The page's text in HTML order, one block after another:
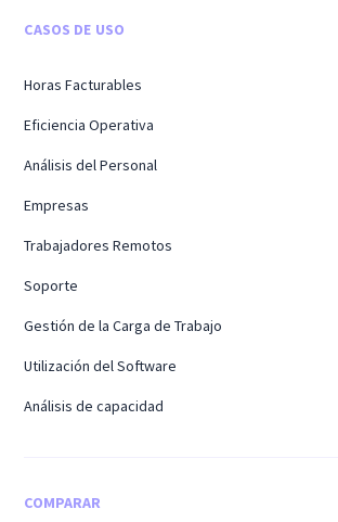
CASOS DE USO
Horas Facturables
Eficiencia Operativa
Análisis del Personal
Empresas
Trabajadores Remotos
Soporte
Gestión de la Carga de Trabajo
Utilización del Software
Análisis de capacidad
COMPARAR